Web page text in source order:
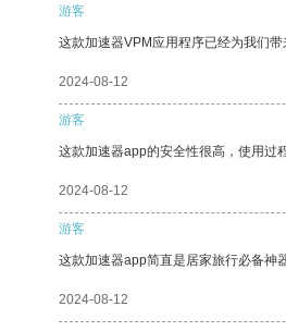
游客
这款加速器VPM应用程序已经为我们带
2024-08-12
游客
这款加速器app的安全性很高，使用过
2024-08-12
游客
这款加速器app简直是居家旅行必备神
2024-08-12